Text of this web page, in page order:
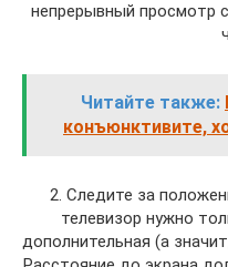
непрерывный просмотр
Читайте также:
конъюнктивите,
2. Следите за
телевизор нужно
дополнительная (а